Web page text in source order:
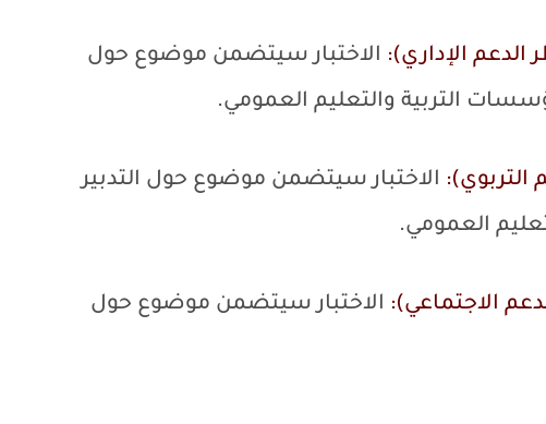
الدعم الإداري): الاختبار سيتضمن موضوع حول
التربية والتعليم العمومي.
التربوي): الاختبار سيتضمن موضوع حول التدبير
العمومي.
الاجتماعي): الاختبار سيتضمن موضوع حول